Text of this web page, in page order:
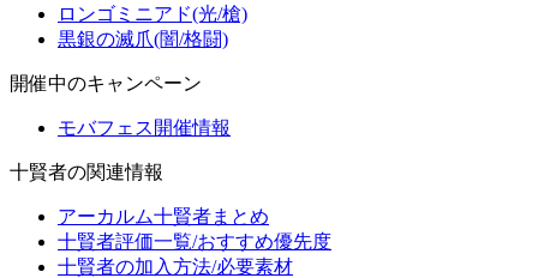
ロンゴミニアド(光/槍)
黒銀の滅爪(闇/格闘)
開催中のキャンペーン
モバフェス開催情報
十賢者の関連情報
アーカルム十賢者まとめ
十賢者評価一覧/おすすめ優先度
十賢者の加入方法/必要素材